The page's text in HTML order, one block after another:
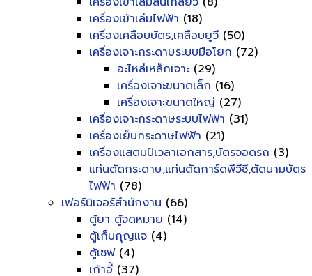
เครื่องเข้าเล่มไฟฟ้า (18)
เครื่องเคลือบบัตร,เคลือบยูวี (50)
เครื่องเจาะกระดาษระบบมือโยก (72)
อะไหล่เหล็กเจาะ (29)
เครื่องเจาะขนาดเล็ก (16)
เครื่องเจาะขนาดใหญ่ (27)
เครื่องเจาะกระดาษระบบไฟฟ้า (31)
เครื่องเย็บกระดาษไฟฟ้า (21)
เครื่องแสตมป์เวลาเอกสาร,บัตรจอดรถ (3)
แท่นตัดกระดาษ,แท่นตัดการ์ดพีวีซี,ตัดนามบัตร
ไฟฟ้า (78)
เฟอร์นิเจอร์สำนักงาน (66)
ตู้ยา ตู้จดหมาย (14)
ตู้เก็บกุญแจ (4)
ตู้เซฟ(4)
เก้าอี้ (37)